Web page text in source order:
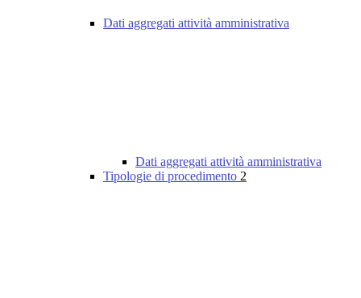
Dati aggregati attività amministrativa
Dati aggregati attività amministrativa
Tipologie di procedimento 2